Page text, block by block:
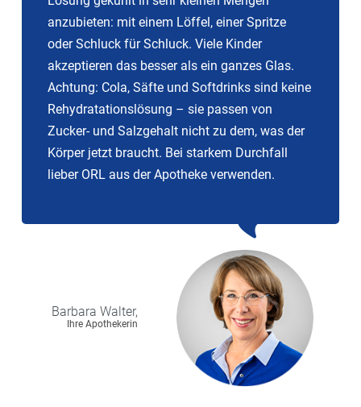
anzubieten: mit einem Löffel, einer Spritze
oder Schluck für Schluck. Viele Kinder
akzeptieren das besser als ein ganzes Glas.
Achtung: Cola, Säfte und Softdrinks sind keine
Rehydratationslösung – sie passen von
Zucker- und Salzgehalt nicht zu dem, was der
Körper jetzt braucht. Bei starkem Durchfall
lieber ORL aus der Apotheke verwenden.
Barbara Walter,
Ihre Apothekerin